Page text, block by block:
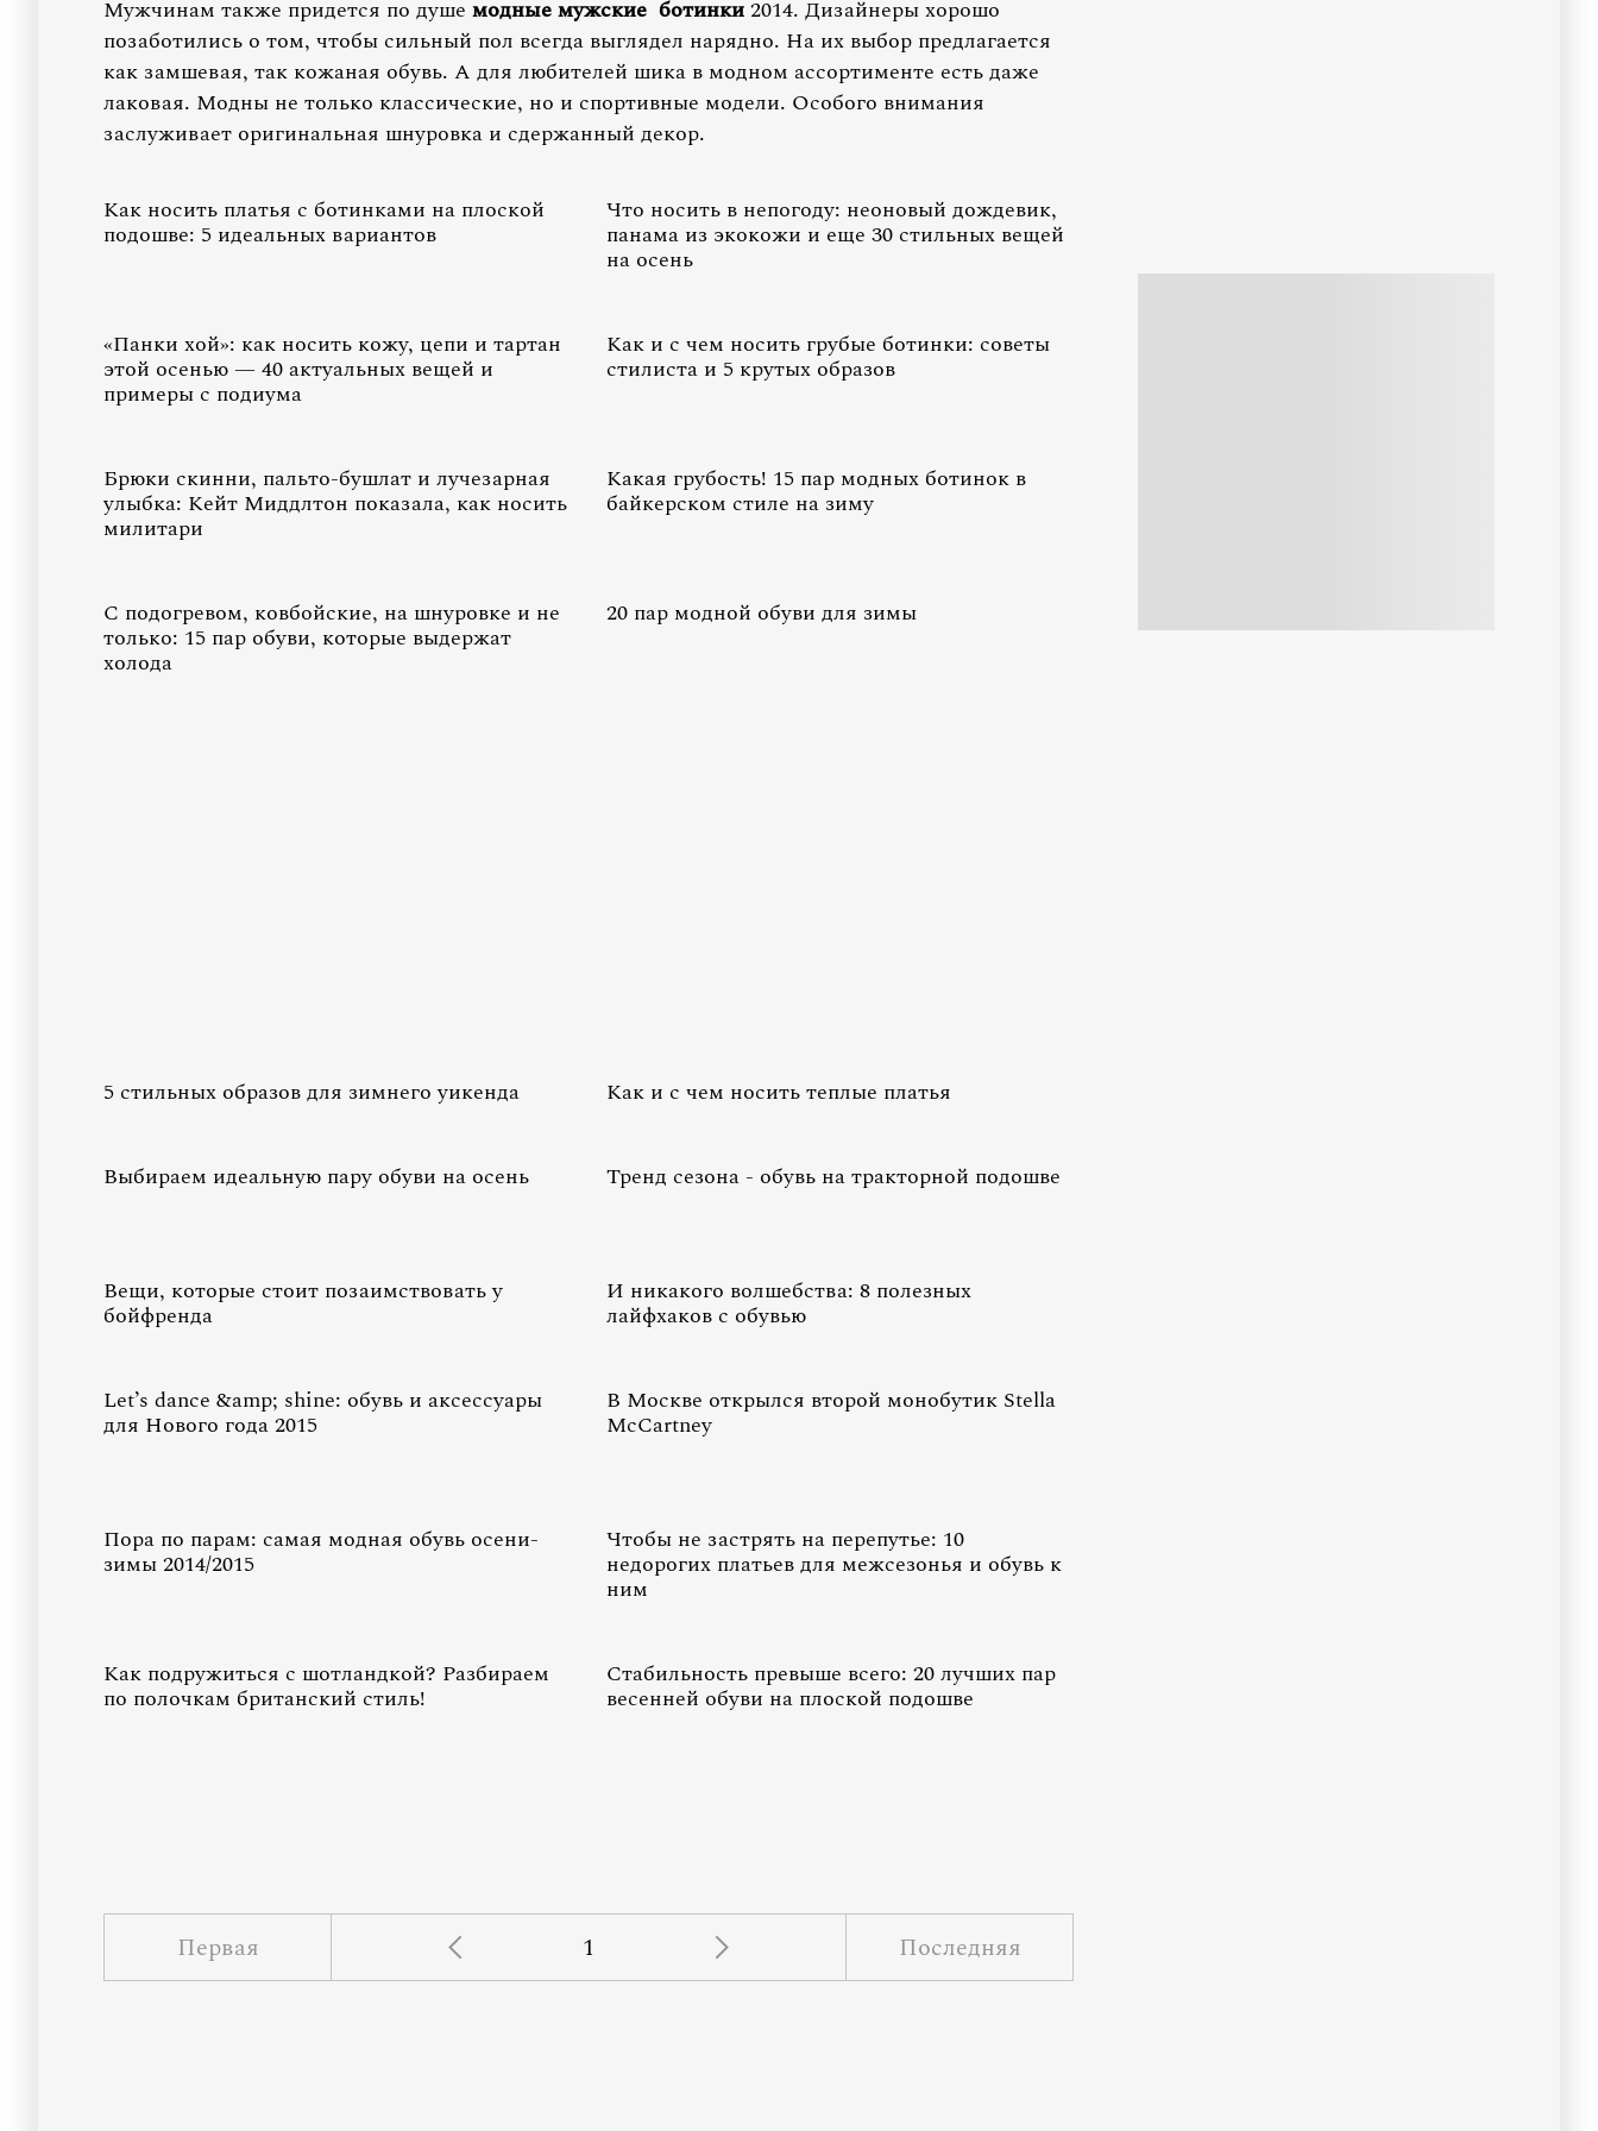
Мужчинам также придется по душе модные мужские ботинки2014. Дизайнеры хорошо
позаботились о том, чтобы сильный пол всегда выглядел нарядно. На их выбор предлагается
как замшевая, так кожаная обувь. А для любителей шика в модном ассортименте есть даже
лаковая. Модны не только классические, но и спортивные модели. Особого внимания
заслуживает оригинальная шнуровка и сдержанный декор.
Как носить платья с ботинками на плоской
подошве: 5 идеальных вариантов
Что носить в непогоду: неоновый дождевик,
панама из экокожи и еще 30 стильных вещей
на осень
«Панки хой»: как носить кожу, цепи и тартан
этой осенью — 40 актуальных вещей и
примеры с подиума
Как и с чем носить грубые ботинки: советы
стилиста и 5 крутых образов
Брюки скинни, пальто-бушлат и лучезарная
улыбка: Кейт Миддлтон показала, как носить
милитари
Какая грубость! 15 пар модных ботинок в
байкерском стиле на зиму
С подогревом, ковбойские, на шнуровке и не
только: 15 пар обуви, которые выдержат
холода
20 пар модной обуви для зимы
5 стильных образов для зимнего уикенда Как и с чем носить теплые платья
Выбираем идеальную пару обуви на осень Тренд сезона - обувь на тракторной подошве
Вещи, которые стоит позаимствовать у
бойфренда
И никакого волшебства: 8 полезных
лайфхаков с обувью
Let’s dance &amp; shine: обувь и аксессуары
для Нового года 2015
В Москве открылся второй монобутик Stella
McCartney
Пора по парам: самая модная обувь осени-
зимы 2014/2015
Чтобы не застрять на перепутье: 10
недорогих платьев для межсезонья и обувь к
ним
Как подружиться с шотландкой? Разбираем
по полочкам британский стиль!
Стабильность превыше всего: 20 лучших пар
весенней обуви на плоской подошве
Первая 1 Последняя